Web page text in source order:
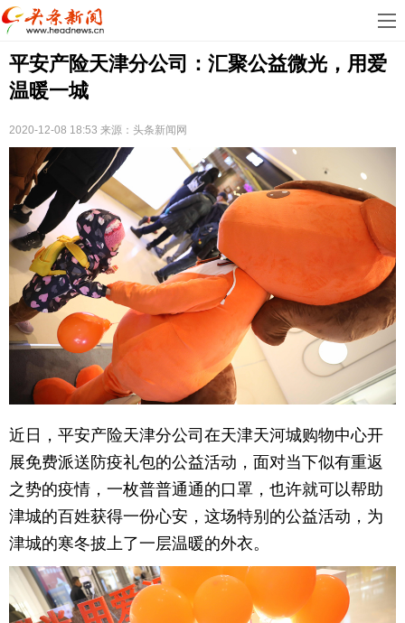
首
页
娱
乐
科
房
产
车
教
育
健
康
生
活
时
育
育
游
游
讯
财
平安产险天津分公司：汇聚公益微光，用爱
温暖一城
2020-12-08 18:53 来源： 头条新闻网
近日，平安产险天津分公司在天津天河城购物中心开
展免费派送防疫礼包的公益活动，面对当下似有重返
之势的疫情，一枚普普通通的口罩，也许就可以帮助
津城的百姓获得一份心安，这场特别的公益活动，为
津城的寒冬披上了一层温暖的外衣。